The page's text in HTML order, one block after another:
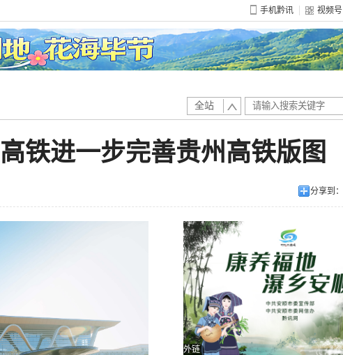
手机黔讯 视频号
全站
铁进一步完善贵州高铁版图
分享到：
外链